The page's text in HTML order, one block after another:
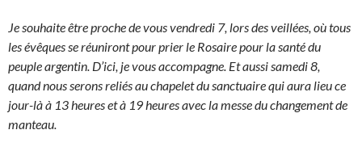
Je souhaite être proche de vous vendredi 7, lors des veillées, où tous
les évêques se réuniront pour prier le Rosaire pour la santé du
peuple argentin. D’ici, je vous accompagne. Et aussi samedi 8,
quand nous serons reliés au chapelet du sanctuaire qui aura lieu ce
jour-là à 13 heures et à 19 heures avec la messe du changement de
manteau.